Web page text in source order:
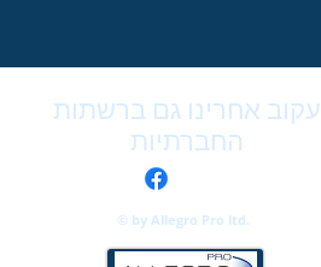
עקוב אחרינו גם ברשתות
החברתיות
© by Allegro Pro ltd. ​